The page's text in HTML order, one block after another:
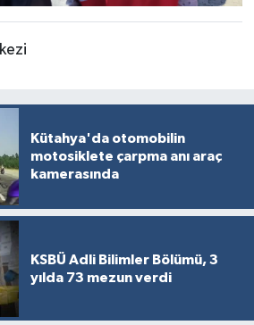
Kütahya'da otomobilin
motosiklete çarpma anı araç
kamerasında
KSBÜ Adli Bilimler Bölümü, 3
yılda 73 mezun verdi